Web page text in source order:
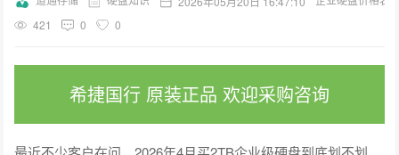
421
0 0
希捷国行 原装正品 欢迎采购咨询